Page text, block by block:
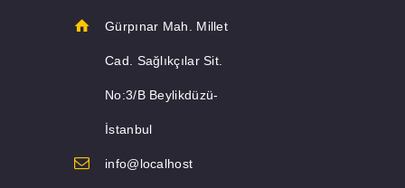
Gürpınar Mah. Millet
Cad. Sağlıkçılar Sit.
No:3/B Beylikdüzü-
İstanbul
info@localhost